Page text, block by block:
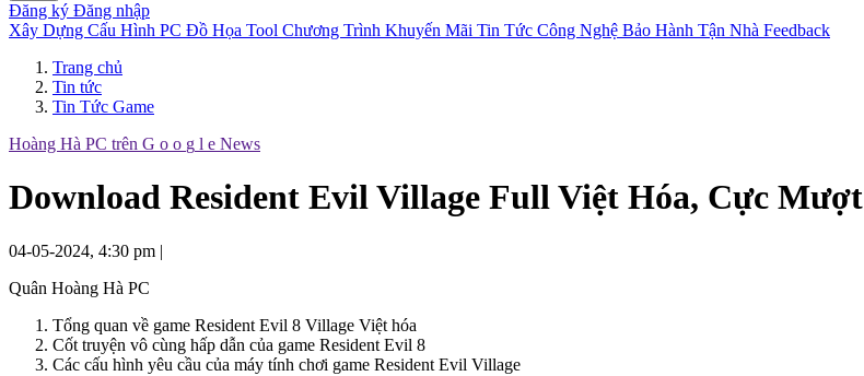
Đăng ký Đăng nhập
Xây Dựng Cấu Hình PC Đồ Họa Tool Chương Trình Khuyến Mãi Tin Tức Công Nghệ Bảo Hành Tận Nhà Feedback
Trang chủ
Tin tức
Tin Tức Game
Hoàng Hà PC trên G o o g l e News
Download Resident Evil Village Full Việt Hóa, Cực Mượt
04-05-2024, 4:30 pm |
Quân Hoàng Hà PC
Tổng quan về game Resident Evil 8 Village Việt hóa
Cốt truyện vô cùng hấp dẫn của game Resident Evil 8
Các cấu hình yêu cầu của máy tính chơi game Resident Evil Village